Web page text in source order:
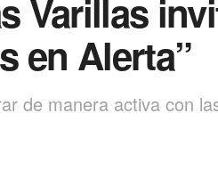
Varillas
en Alerta”
de manera activa con